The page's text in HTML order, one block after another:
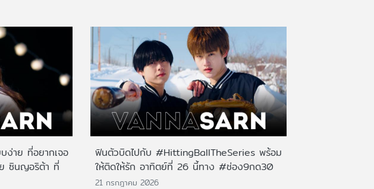
ง่าย ที่อยากเจอ
ซินญอริต้า ที่
ฟินตัวบิดไปกับ #HittingBallTheSeries พร้อม
ให้ติดให้รัก อาทิตย์ที่ 26 นี้ทาง #ช่อง9กด30
21 กรกฎาคม 2026